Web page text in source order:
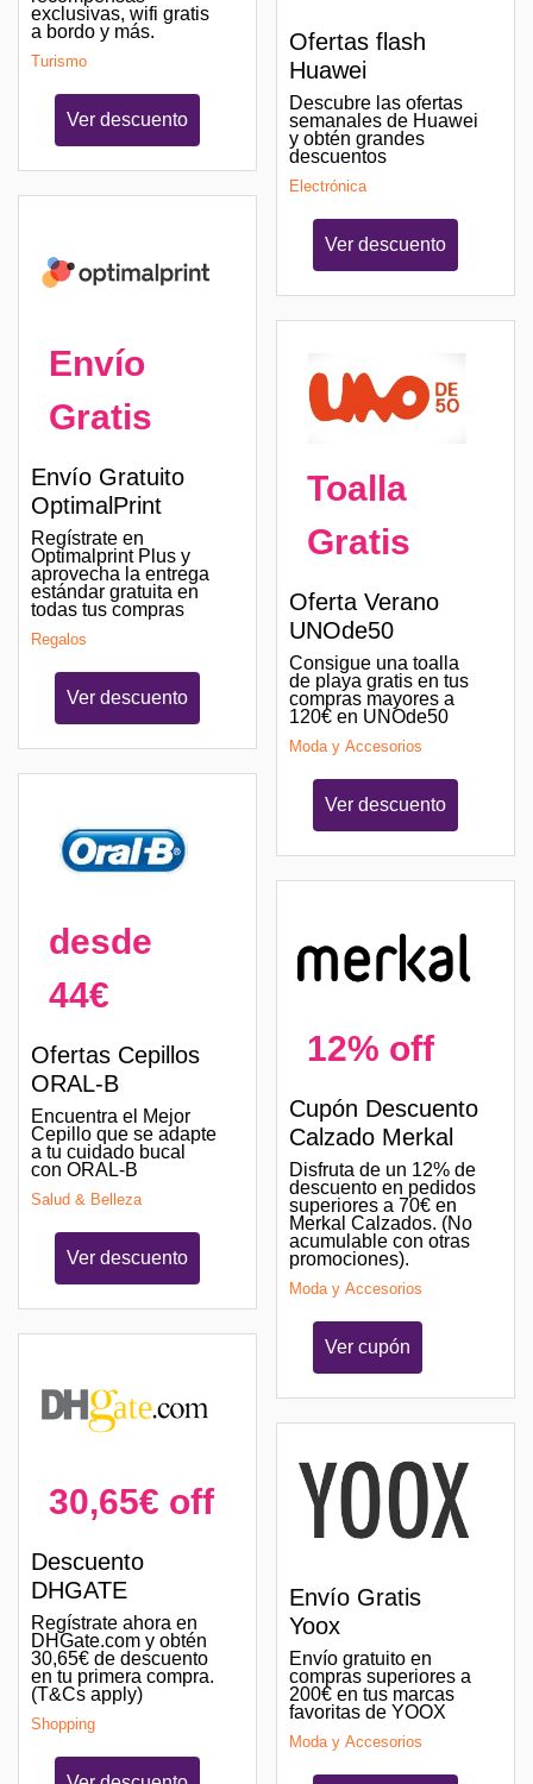
exclusivas, wifi gratis
a bordo y más.
Turismo
Ver descuento
Envío
Gratis
Envío Gratuito
OptimalPrint
Regístrate en
Optimalprint Plus y
aprovecha la entrega
estándar gratuita en
todas tus compras
Regalos
Ver descuento
desde
44€
Ofertas Cepillos
ORAL-B
Encuentra el Mejor
Cepillo que se adapte
a tu cuidado bucal
con ORAL-B
Salud & Belleza
Ver descuento
30,65€ off
Descuento
DHGATE
Regístrate ahora en
DHGate.com y obtén
30,65€ de descuento
en tu primera compra.
(T&Cs apply)
Shopping
Ofertas flash
Huawei
Descubre las ofertas
semanales de Huawei
y obtén grandes
descuentos
Electrónica
Ver descuento
Toalla
Gratis
Oferta Verano
UNOde50
Consigue una toalla
de playa gratis en tus
compras mayores a
120€ en UNOde50
Moda y Accesorios
Ver descuento
12% off
Cupón Descuento
Calzado Merkal
Disfruta de un 12% de
descuento en pedidos
superiores a 70€ en
Merkal Calzados. (No
acumulable con otras
promociones).
Moda y Accesorios
Ver cupón
Envío Gratis
Yoox
Envío gratuito en
compras superiores a
200€ en tus marcas
favoritas de YOOX
Moda y Accesorios